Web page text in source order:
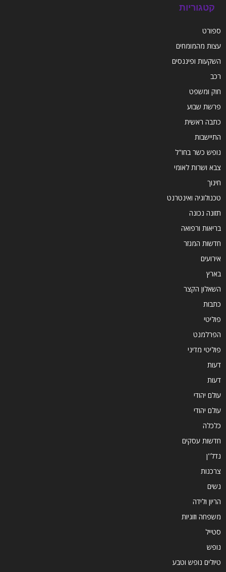
קטגוריות
ספורט
עצות מהמומחים
השקעות ופיננסים
רכב
חוק ומשפט
פרשת שבוע
כתבה ראשית
התיישבות
נופש כשר בחו"ל
צבא ושרות לאומי
חינוך
טכנולוגיה ואינטרנט
תזונה נכונה
בריאות ורפואה
חדשות המגזר
אירועים
בארץ
השאלון הקצר
כתבות
פוליטי
הפרלמנט
פוליטי מדיני
דעות
דעות
עולם יהודי
עולם יהודי
כלכלה
חדשות עסקים
נדל''ן
צרכנות
נשים
הריון ולידה
משפחה וזוגיות
סטייל
נופש
טיולים נופש וטבע